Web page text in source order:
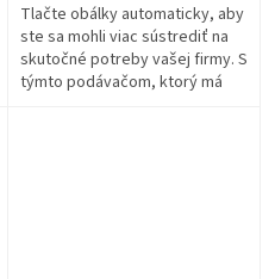
Tlačte obálky automaticky, aby
ste sa mohli viac sústrediť na
skutočné potreby vašej firmy. S
týmto podávačom, ktorý má